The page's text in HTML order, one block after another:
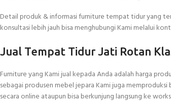
Detail produk & informasi furniture tempat tidur yang
konsultasi lebih jauh bisa menghubungi Kami melalui
Jual Tempat Tidur Jati Rotan
Furniture yang Kami jual kepada Anda adalah harga
sebagai produsen mebel jepara Kami juga
secara online ataupun bisa berkunjung langsung ke